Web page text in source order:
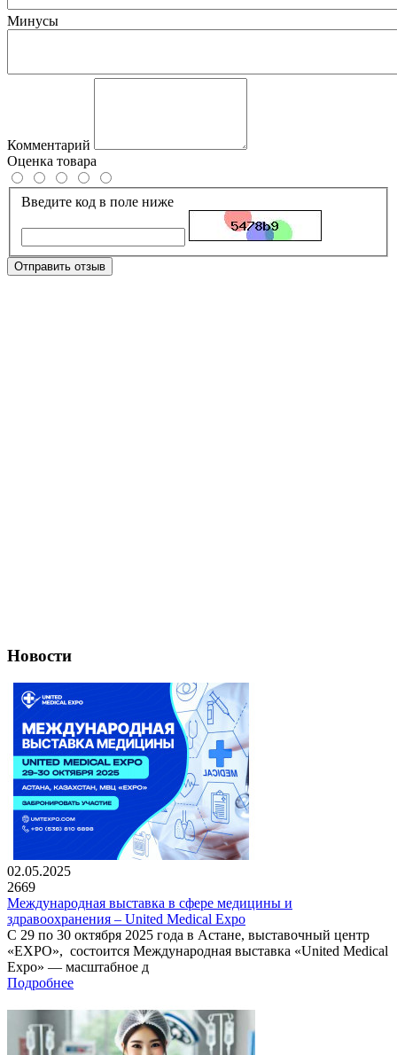
Минусы
Комментарий
Оценка товара
Введите код в поле ниже
Отправить отзыв
Новости
02.05.2025
2669
Международная выставка в сфере медицины и
здравоохранения – United Medical Expo
С 29 по 30 октября 2025 года в Астане, выставочный центр
«EXPO», состоится Международная выставка «United Medical
Expo» — масштабное д
Подробнее